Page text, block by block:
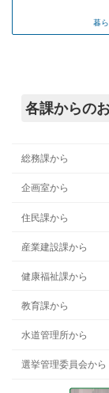
り
暮
各課からの
総務課から
企画室から
住民課から
産業建設課から
健康福祉課から
教育課から
水道管理所から
選挙管理委員会から